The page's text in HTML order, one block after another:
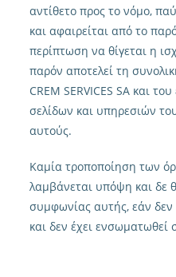
αντίθετο προς το νόμο,
και αφαιρείται από το
περίπτωση να θίγεται η
παρόν αποτελεί τη
CREM SERVICES SA και
σελίδων και υπηρεσιών
αυτούς.
Καμία τροποποίηση των
λαμβάνεται υπόψη και δε
συμφωνίας αυτής, εάν δεν
και δεν έχει ενσωματωθεί